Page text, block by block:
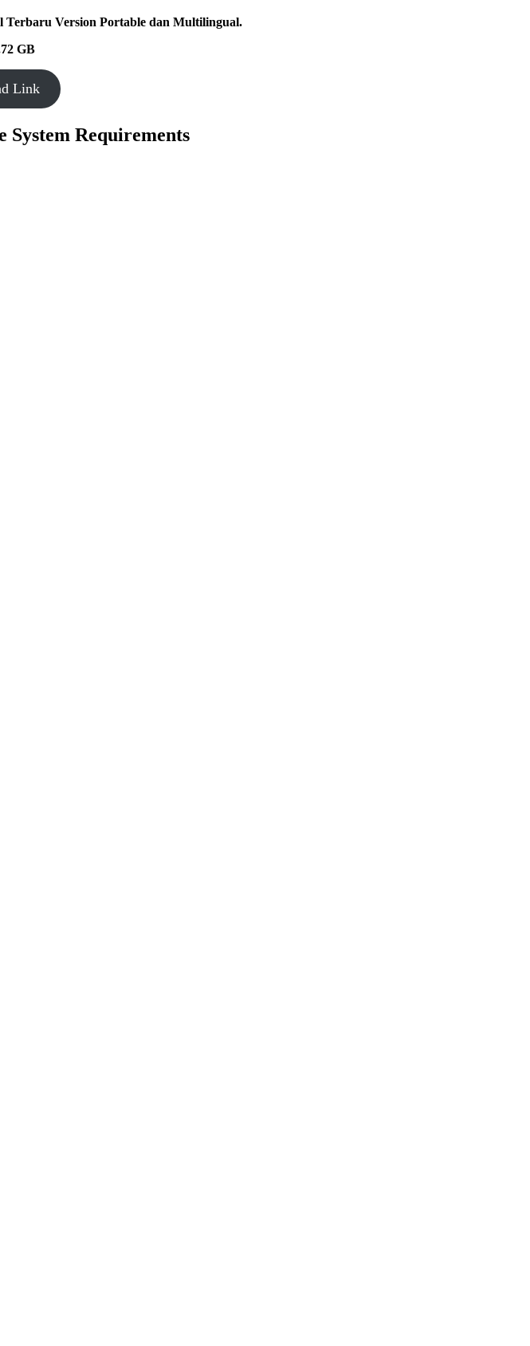
Version Portable dan Multilingual.
GB
Link
Requirements